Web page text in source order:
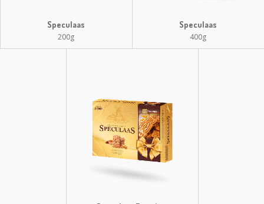
Speculaas
200g
Speculaas
400g